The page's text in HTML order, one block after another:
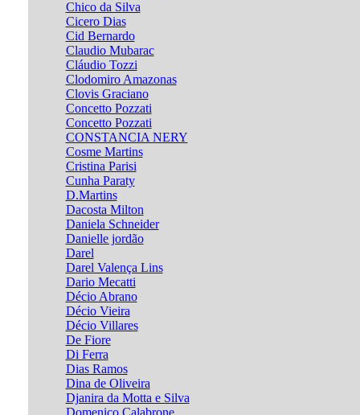
Chico da Silva
Cicero Dias
Cid Bernardo
Claudio Mubarac
Cláudio Tozzi
Clodomiro Amazonas
Clovis Graciano
Concetto Pozzati
Concetto Pozzati
CONSTANCIA NERY
Cosme Martins
Cristina Parisi
Cunha Paraty
D.Martins
Dacosta Milton
Daniela Schneider
Danielle jordão
Darel
Darel Valença Lins
Dario Mecatti
Décio Abrano
Décio Vieira
Décio Villares
De Fiore
Di Ferra
Dias Ramos
Dina de Oliveira
Djanira da Motta e Silva
Domenico Calabrone